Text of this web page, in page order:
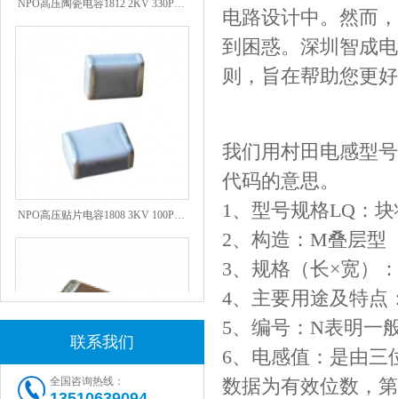
联系我们
全国咨询热线：
电路设计中。然而
到困惑。深圳智成
则，旨在帮助您更
我们用村田电感型
代码的意思。
1、型号规格LQ：
2、构造：M叠层型
3、规格（长×宽）
4、主要用途及特点
5、编号：N表明一
6、电感值：是由三
数据为有效位数，